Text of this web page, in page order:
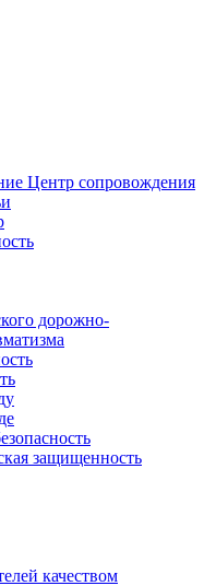
Центр сопровождения
дорожно-
защищенность
качеством